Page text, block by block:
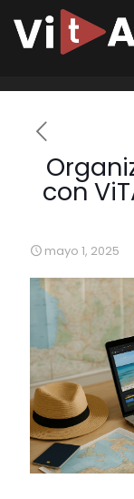
con
mayo 1, 2025